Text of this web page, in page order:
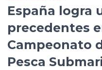
España logra
precedentes
Campeonato
Pesca